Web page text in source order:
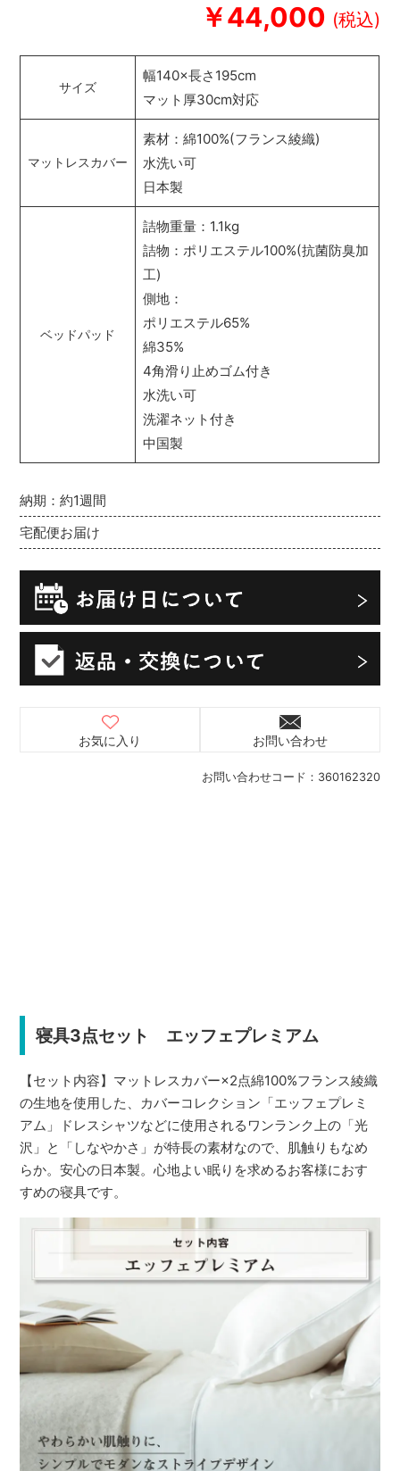
￥44,000
お問い合わせコード： 360162320
納期：約1週間
宅配便お届け
お気に入り お問い合わせ
寝具3点セット エッフェプレミアム
【セット内容】マットレスカバー×2点綿100%フランス綾織
の生地を使用した、カバーコレクション「エッフェプレミ
アム」ドレスシャツなどに使用されるワンランク上の「光
沢」と「しなやかさ」が特長の素材なので、肌触りもなめ
らか。安心の日本製。心地よい眠りを求めるお客様におす
すめの寝具です。
サイズ
幅140×長さ195cm
マット厚30cm対応
マットレスカバー
素材：綿100%(フランス綾織)
水洗い可
日本製
ベッドパッド
詰物重量：1.1kg
詰物：ポリエステル100%(抗菌防臭加
工)
側地：
ポリエステル65%
綿35%
4角滑り止めゴム付き
水洗い可
洗濯ネット付き
中国製